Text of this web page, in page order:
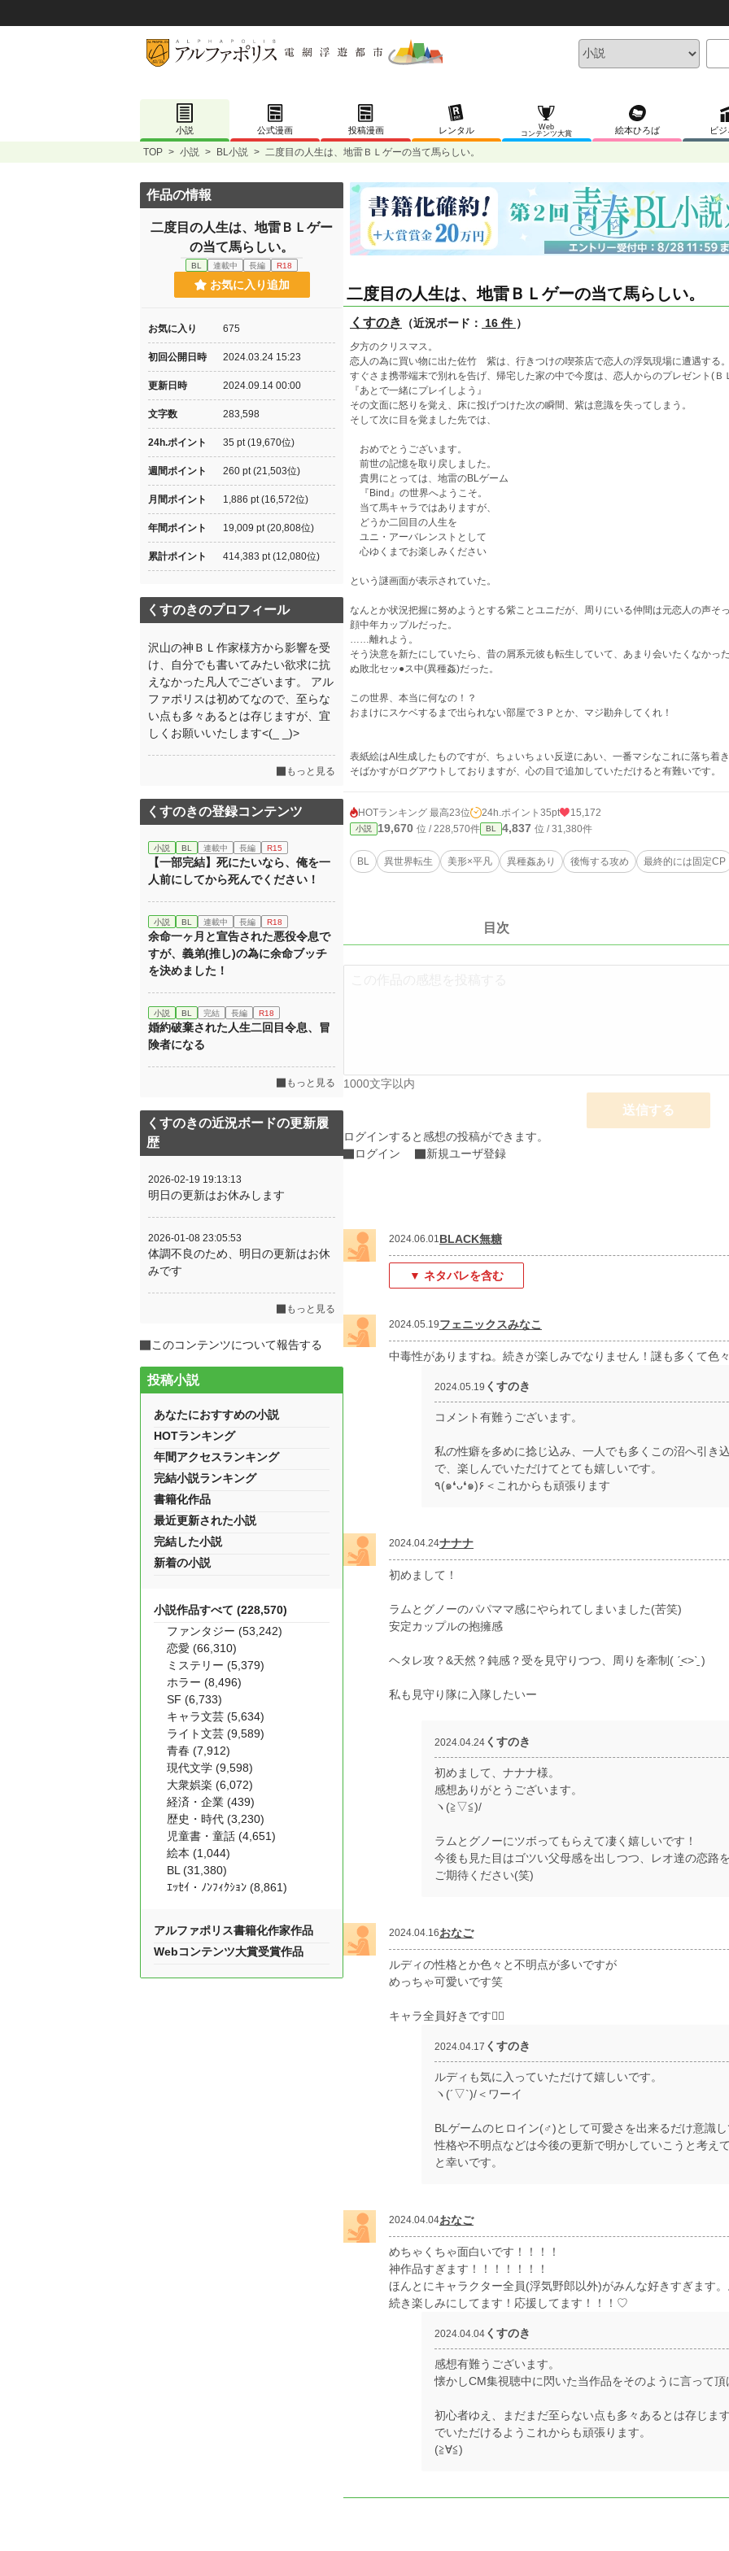
小説 公式漫画 投稿漫画 レンタル
Web
コンテンツ大賞
絵本ひろば ビ
TOP > 小説 > BL小説 > 二度目の人生は、地雷ＢＬゲーの当て馬らしい。
二度目の人生は、地雷ＢＬゲーの当て馬らしい。
くすのき （近況ボード： 16 件 ）
夕方のクリスマス。
恋人の為に買い物に出た佐竹 紫は、行きつけの喫茶店で恋人の浮気現場に遭遇する
すぐさま携帯端末で別れを告げ、帰宅した家の中で今度は、恋人からのプレゼント(Ｂ
『あとで一緒にプレイしよう』
その文面に怒りを覚え、床に投げつけた次の瞬間、紫は意識を失ってしまう。
そして次に目を覚ました先では、
おめでとうございます。
前世の記憶を取り戻しました。
貴男にとっては、地雷のBLゲーム
『Bind』の世界へようこそ。
当て馬キャラではありますが、
どうか二回目の人生を
ユニ・アーバレンストとして
心ゆくまでお楽しみください
という謎画面が表示されていた。
なんとか状況把握に努めようとする紫ことユニだが、周りにいる仲間は元恋人の声そ
顔中年カップルだった。
……離れよう。
そう決意を新たにしていたら、昔の屑系元彼も転生していて、あまり会いたくなか
ぬ敗北セッ●ス中(異種姦)だった。
この世界、本当に何なの！？
おまけにスケベするまで出られない部屋で３Ｐとか、マジ勘弁してくれ！
表紙絵はAI生成したものですが、ちょいちょい反逆にあい、一番マシなこれに落ち着
そばかすがログアウトしておりますが、心の目で追加していただけると有難いです。
HOTランキング 最高23位 24h.ポイント 35pt 15,172
小説 19,670 位 / 228,570件 BL 4,837 位 / 31,380件
BL 異世界転生 美形×平凡 異種姦あり 後悔する攻め 最終的には固定CP
目次
1000文字以内
送信する
ログインすると感想の投稿ができます。
ログイン
新規ユーザ登録
2024.06.01BLACK無糖
▼ ネタバレを含む
2024.05.19フェニックスみなこ
中毒性がありますね。続きが楽しみでなりません！謎も多くて色
2024.05.19 くすのき
コメント有難うございます。
私の性癖を多めに捻じ込み、一人でも多くこの沼へ引き
で、楽しんでいただけてとても嬉しいです。
٩(๑❛ᴗ❛๑)۶＜これからも頑張ります
2024.04.24ナナナ
初めまして！
ラムとグノーのパパママ感にやられてしまいました(苦笑)
安定カップルの抱擁感
ヘタレ攻？&天然？鈍感？受を見守りつつ、周りを牽制( ˊ̱˂˃ˋ̱ )
私も見守り隊に入隊したいー
2024.04.24 くすのき
初めまして、ナナナ様。
感想ありがとうございます。
ヽ(≧▽≦)/
ラムとグノーにツボってもらえて凄く嬉しいです！
今後も見た目はゴツい父母感を出しつつ、レオ達の恋路
ご期待ください(笑)
2024.04.16おなご
ルディの性格とか色々と不明点が多いですが
めっちゃ可愛いです笑
キャラ全員好きです🤦‍♀️
2024.04.17 くすのき
ルディも気に入っていただけて嬉しいです。
ヽ(´▽`)/＜ワーイ
BLゲームのヒロイン(♂)として可愛さを出来るだけ意識
性格や不明点などは今後の更新で明かしていこうと考え
と幸いです。
2024.04.04おなご
めちゃくちゃ面白いです！！！！
神作品すぎます！！！！！！！
ほんとにキャラクター全員(浮気野郎以外)がみんな好きすぎます
続き楽しみにしてます！応援してます！！！♡
2024.04.04 くすのき
感想有難うございます。
懐かしCM集視聴中に閃いた当作品をそのように言って
初心者ゆえ、まだまだ至らない点も多々あるとは存じま
でいただけるようこれからも頑張ります。
(≧∀≦)
作品の情報
二度目の人生は、地雷ＢＬゲー
の当て馬らしい。
BL 連載中 長編 R18
お気に入り追加
お気に入り 675
初回公開日時 2024.03.24 15:23
更新日時 2024.09.14 00:00
文字数 283,598
24h.ポイント 35 pt (19,670位)
週間ポイント 260 pt (21,503位)
月間ポイント 1,886 pt (16,572位)
年間ポイント 19,009 pt (20,808位)
累計ポイント 414,383 pt (12,080位)
くすのきのプロフィール
沢山の神ＢＬ作家様方から影響を受
け、自分でも書いてみたい欲求に抗
えなかった凡人でございます。 アル
ファポリスは初めてなので、至らな
い点も多々あるとは存じますが、宜
しくお願いいたします<(_ _)>
もっと見る
くすのきの登録コンテンツ
小説 BL 連載中 長編 R15
【一部完結】死にたいなら、俺を一
人前にしてから死んでください！
小説 BL 連載中 長編 R18
余命一ヶ月と宣告された悪役令息で
すが、義弟(推し)の為に余命ブッチ
を決めました！
小説 BL 完結 長編 R18
婚約破棄された人生二回目令息、冒
険者になる
もっと見る
くすのきの近況ボードの更新履
歴
2026-02-19 19:13:13
明日の更新はお休みします
2026-01-08 23:05:53
体調不良のため、明日の更新はお休
みです
もっと見る
このコンテンツについて報告する
投稿小説
あなたにおすすめの小説
HOTランキング
年間アクセスランキング
完結小説ランキング
書籍化作品
最近更新された小説
完結した小説
新着の小説
小説作品すべて (228,570)
ファンタジー (53,242)
恋愛 (66,310)
ミステリー (5,379)
ホラー (8,496)
SF (6,733)
キャラ文芸 (5,634)
ライト文芸 (9,589)
青春 (7,912)
現代文学 (9,598)
大衆娯楽 (6,072)
経済・企業 (439)
歴史・時代 (3,230)
児童書・童話 (4,651)
絵本 (1,044)
BL (31,380)
ｴｯｾｲ・ﾉﾝﾌｨｸｼｮﾝ (8,861)
アルファポリス書籍化作家作品
Webコンテンツ大賞受賞作品